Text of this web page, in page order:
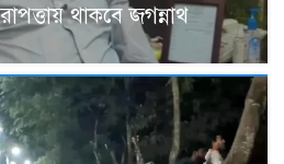
থাকবে জগন্নাথ